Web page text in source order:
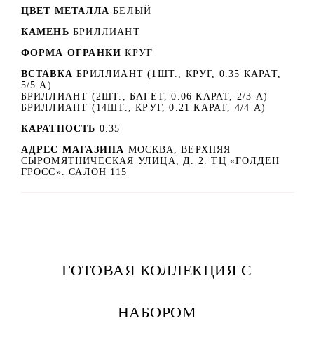
ЦВЕТ МЕТАЛЛА БЕЛЫЙ
КАМЕНЬ БРИЛЛИАНТ
ФОРМА ОГРАНКИ КРУГ
ВСТАВКА БРИЛЛИАНТ (1ШТ., КРУГ, 0.35 КАРАТ,
5/5 А)
БРИЛЛИАНТ (2ШТ., БАГЕТ, 0.06 КАРАТ, 2/3 А)
БРИЛЛИАНТ (14ШТ., КРУГ, 0.21 КАРАТ, 4/4 А)
КАРАТНОСТЬ 0.35
АДРЕС МАГАЗИНА МОСКВА, ВЕРХНЯЯ
СЫРОМЯТНИЧЕСКАЯ УЛИЦА, Д. 2. ТЦ «ГОЛДЕН
ГРОСС». САЛОН 115
ГОТОВАЯ КОЛЛЕКЦИЯ С
НАБОРОМ